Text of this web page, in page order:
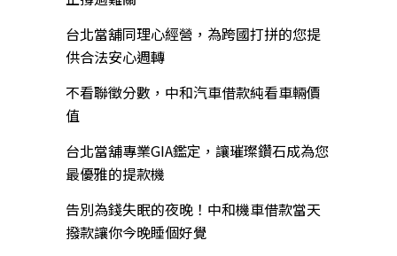
台北當舖同理心經營，為跨國打拼的您提
供合法安心週轉
不看聯徵分數，中和汽車借款純看車輛價
值
台北當舖專業GIA鑑定，讓璀璨鑽石成為您
最優雅的提款機
告別為錢失眠的夜晚！中和機車借款當天
撥款讓你今晚睡個好覺